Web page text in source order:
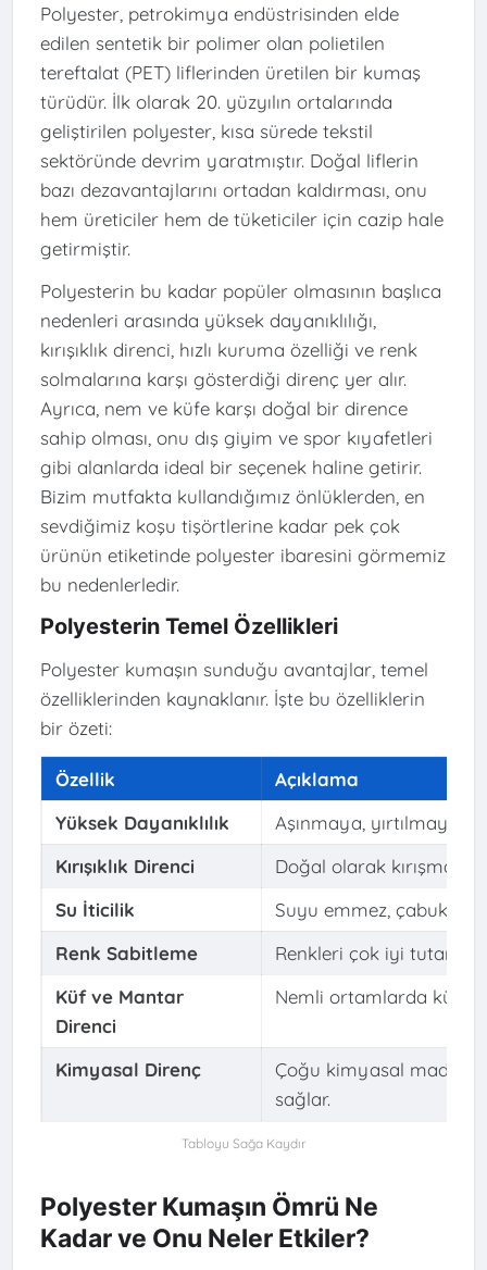
Polyester, petrokimya endüstrisinden elde
edilen sentetik bir polimer olan polietilen
tereftalat (PET) liflerinden üretilen bir kumaş
türüdür. İlk olarak 20. yüzyılın ortalarında
geliştirilen polyester, kısa sürede tekstil
sektöründe devrim yaratmıştır. Doğal liflerin
bazı dezavantajlarını ortadan kaldırması, onu
hem üreticiler hem de tüketiciler için cazip hale
getirmiştir.
Polyesterin bu kadar popüler olmasının başlıca
nedenleri arasında yüksek dayanıklılığı,
kırışıklık direnci, hızlı kuruma özelliği ve renk
solmalarına karşı gösterdiği direnç yer alır.
Ayrıca, nem ve küfe karşı doğal bir dirence
sahip olması, onu dış giyim ve spor kıyafetleri
gibi alanlarda ideal bir seçenek haline getirir.
Bizim mutfakta kullandığımız önlüklerden, en
sevdiğimiz koşu tişörtlerine kadar pek çok
ürünün etiketinde polyester ibaresini görmemiz
bu nedenlerledir.
Polyesterin Temel Özellikleri
Polyester kumaşın sunduğu avantajlar, temel
özelliklerinden kaynaklanır. İşte bu özelliklerin
bir özeti:
Özellik
Açıklama
Yüksek Dayanıklılık
Aşınmaya, yırtılmaya
Kırışıklık Direnci
Doğal olarak kırışmaz,
Su İticilik
Suyu emmez, çabuk
Renk Sabitleme
Renkleri çok iyi tutar ve
Küf ve Mantar
Direnci
Nemli ortamlarda küf
Kimyasal Direnç
Çoğu kimyasal maddeye
sağlar.
Polyester Kumaşın Ömrü Ne
Kadar ve Onu Neler Etkiler?